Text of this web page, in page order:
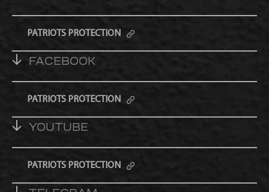
PATRIOTS PROTECTION
FACEBOOK
PATRIOTS PROTECTION
YOUTUBE
PATRIOTS PROTECTION